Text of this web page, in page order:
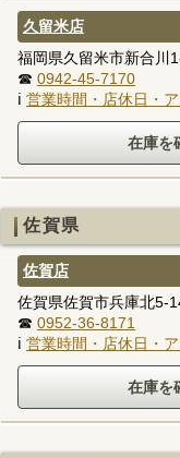
久留米店
福岡県久留米市新合川
☎ 0942-45-7170
ℹ 営業時間・店休日・
佐賀県
佐賀店
佐賀県佐賀市兵庫北5-
☎ 0952-36-8171
ℹ 営業時間・店休日・